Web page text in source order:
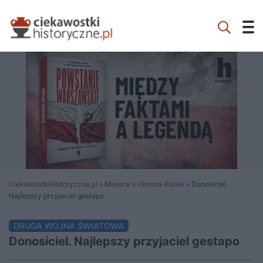
CiekawostkiHistoryczne.pl » Miejsce » Historia Polski » Donosiciel.
Najlepszy przyjaciel gestapo
DRUGA WOJNA ŚWIATOWA
Donosiciel. Najlepszy przyjaciel gestapo